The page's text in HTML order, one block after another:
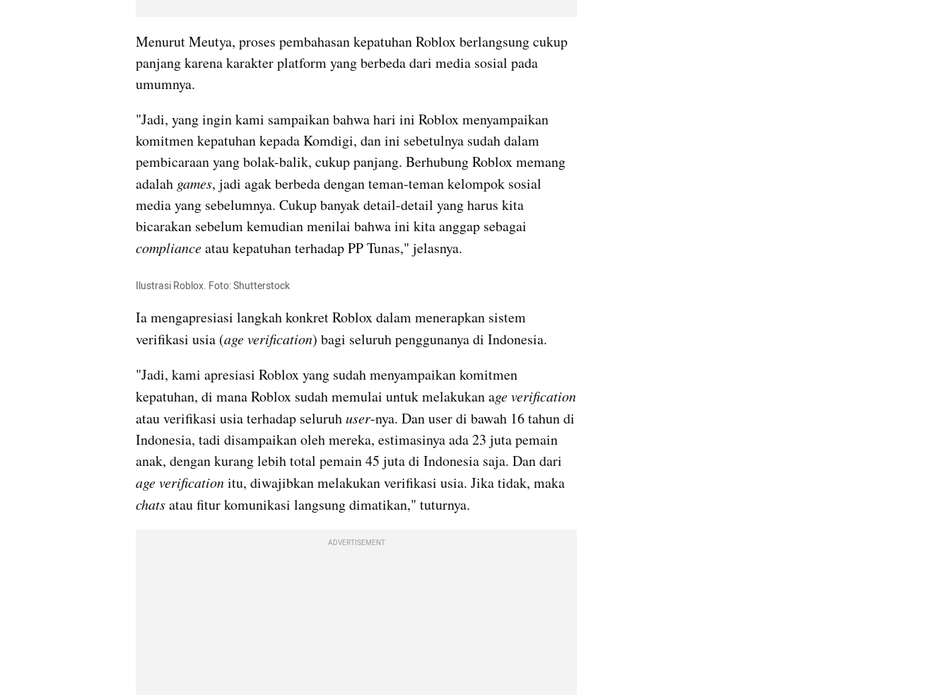
Menurut Meutya, proses pembahasan kepatuhan Roblox berlangsung cukup
panjang karena karakter platform yang berbeda dari media sosial pada
umumnya.
"Jadi, yang ingin kami sampaikan bahwa hari ini Roblox menyampaikan
komitmen kepatuhan kepada Komdigi, dan ini sebetulnya sudah dalam
pembicaraan yang bolak-balik, cukup panjang. Berhubung Roblox memang
adalah games, jadi agak berbeda dengan teman-teman kelompok sosial
media yang sebelumnya. Cukup banyak detail-detail yang harus kita
compliance atau kepatuhan terhadap PP Tunas," jelasnya.
Ilustrasi Roblox. Foto: Shutterstock
Ia mengapresiasi langkah konkret Roblox dalam menerapkan sistem
verifikasi usia (age verification) bagi seluruh penggunanya di Indonesia.
"Jadi, kami apresiasi Roblox yang sudah menyampaikan komitmen
kepatuhan, di mana Roblox sudah memulai untuk melakukan a
atau verifikasi usia terhadap seluruh user-nya. Dan user di bawah 16 tahun di
Indonesia, tadi disampaikan oleh mereka, estimasinya ada 23 juta pemain
age verification
chats atau fitur komunikasi langsung dimatikan," tuturnya.
ADVERTISEMENT